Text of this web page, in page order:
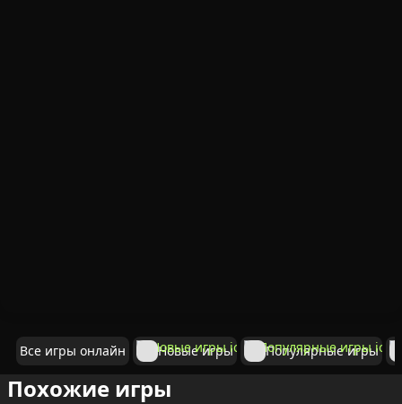
Все игры онлайн Новые игры Популярные игры
Похожие игры